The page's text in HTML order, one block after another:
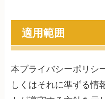
適用範囲
本プライバシーポリシ
しくはそれに準ずる情